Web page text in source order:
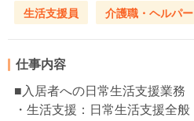
生活支援員 介護職・ヘルパー
仕事内容
■入居者への日常生活支援業務
・生活支援：日常生活支援全般